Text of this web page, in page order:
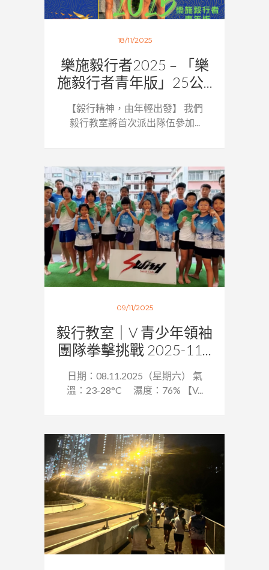
18/11/2025
樂施毅行者2025 – 「樂
施毅行者青年版」25公...
【毅行精神，由年輕出發】 我們
毅行教室將首次派出隊伍參加...
09/11/2025
毅行教室｜V 青少年領袖
團隊拳擊挑戰 2025-11...
日期：08.11.2025（星期六） 氣
溫：23-28°C 濕度：76% 【V...